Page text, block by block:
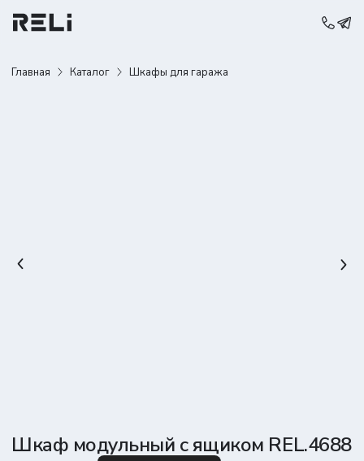
Главная Каталог Шкафы для гаража
Шкаф модульный с ящиком REL.4688